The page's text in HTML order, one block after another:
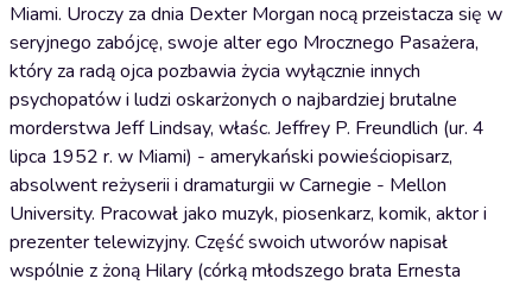
Miami. Uroczy za dnia Dexter Morgan nocą przeistacza się w
seryjnego zabójcę, swoje alter ego Mrocznego Pasażera,
który za radą ojca pozbawia życia wyłącznie innych
psychopatów i ludzi oskarżonych o najbardziej brutalne
morderstwa Jeff Lindsay, właśc. Jeffrey P. Freundlich (ur. 4
lipca 1952 r. w Miami) - amerykański powieściopisarz,
absolwent reżyserii i dramaturgii w Carnegie - Mellon
University. Pracował jako muzyk, piosenkarz, komik, aktor i
prezenter telewizyjny. Część swoich utworów napisał
wspólnie z żoną Hilary (córką młodszego brata Ernesta